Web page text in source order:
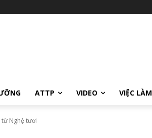
ATTP VIDEO VIỆC LÀM
Nghệ tươi